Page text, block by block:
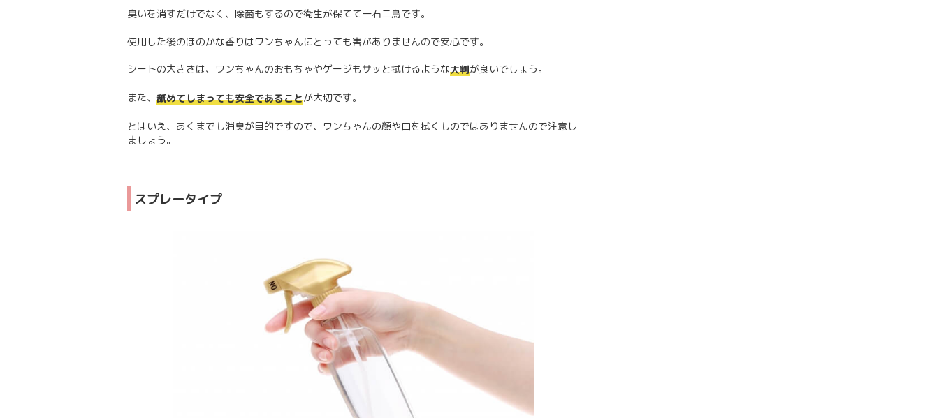
臭いを消すだけでなく、除菌もするので衛生が保てて一石二鳥です。
使用した後のほのかな香りはワンちゃんにとっても害がありませんので安心です。
シートの大きさは、ワンちゃんのおもちゃやゲージもサッと拭けるような大判が良いでしょう。
また、 舐めてしまっても安全であることが大切です。
とはいえ、あくまでも消臭が目的ですので、ワンちゃんの顔や口を拭くものではありませんので注意し
ましょう。
スプレータイプ